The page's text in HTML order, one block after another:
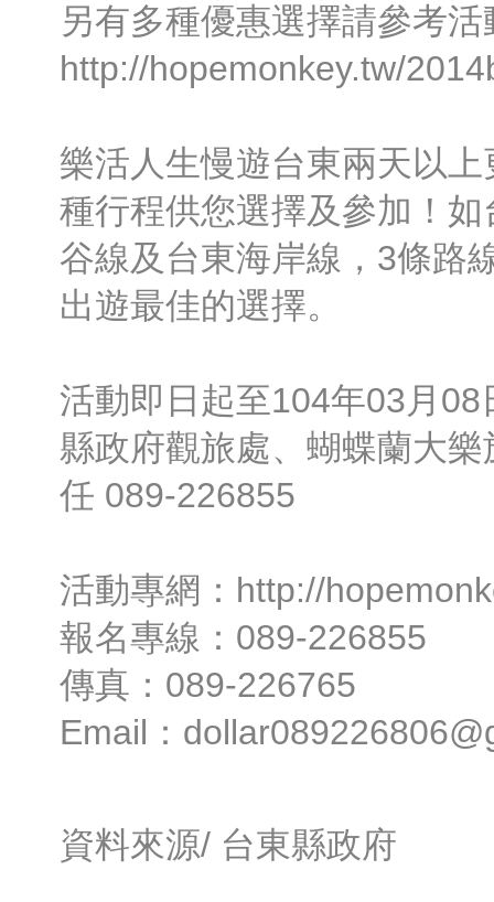
另有多種優惠選擇請參考
http://hopemonkey.tw/
樂活人生慢遊台東兩天以
種行程供您選擇及參加！
谷線及台東海岸線，3條路
出遊最佳的選擇。
活動即日起至104年03月
縣政府觀旅處、蝴蝶蘭大
任 089-226855
活動專網：http://
報名專線：089-226855
傳真：089-226765
Email：
資料來源/ 台東縣政府